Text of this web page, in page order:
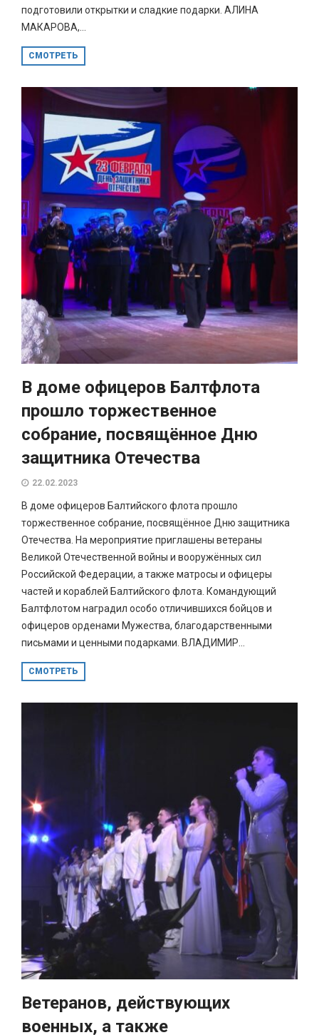
подготовили открытки и сладкие подарки. АЛИНА
МАКАРОВА,...
СМОТРЕТЬ
В доме офицеров Балтфлота
прошло торжественное
собрание, посвящённое Дню
защитника Отечества
22.02.2023
В доме офицеров Балтийского флота прошло
торжественное собрание, посвящённое Дню защитника
Отечества. На мероприятие приглашены ветераны
Великой Отечественной войны и вооружённых сил
Российской Федерации, а также матросы и офицеры
частей и кораблей Балтийского флота. Командующий
Балтфлотом наградил особо отличившихся бойцов и
офицеров орденами Мужества, благодарственными
письмами и ценными подарками. ВЛАДИМИР...
СМОТРЕТЬ
Ветеранов, действующих
военных, а также